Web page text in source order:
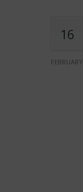
16
FEBRUARY